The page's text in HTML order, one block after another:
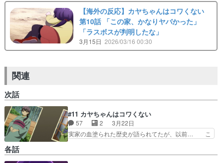
【海外の反応】カヤちゃんはコワくない
第10話 「この家、かなりヤバかった」
「ラスボスが判明したな」
3月15日 2026/03/16 00:30
関連
次話
#11 カヤちゃんはコワくない
57 2
3月22日
実家の血塗られた歴史が語られてたが、以前… こ
各話